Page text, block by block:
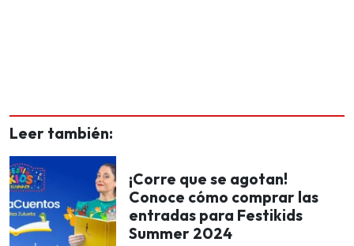
Leer también:
¡Corre que se agotan!
Conoce cómo comprar las
entradas para Festikids
Summer 2024